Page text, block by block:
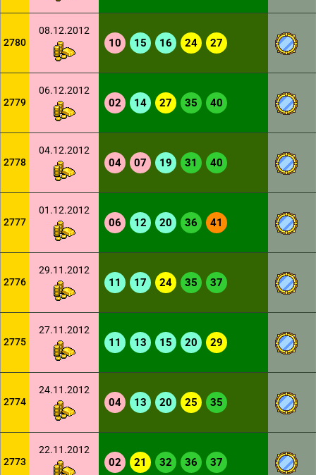
2780
08.12.2012
10 15 16 24 27
2779
06.12.2012
02 14 27 35 40
2778
04.12.2012
04 07 19 31 40
2777
01.12.2012
06 12 20 36 41
2776
29.11.2012
11 17 24 35 37
2775
27.11.2012
11 13 15 20 29
2774
24.11.2012
04 13 20 25 35
2773
22.11.2012
02 21 32 36 37